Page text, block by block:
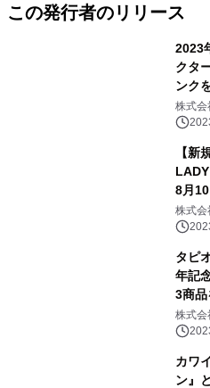
この発行者のリリース
2023
クタ
ンク
株式会
【新
8月
オカ
ブラ
株式会
タピ
年記
3商品
株式会
カワ
ン』